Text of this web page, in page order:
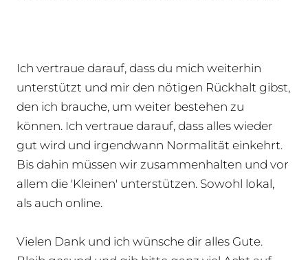
Ich vertraue darauf, dass du mich weiterhin
unterstützt und mir den nötigen Rückhalt gibst,
den ich brauche, um weiter bestehen zu
können. Ich vertraue darauf, dass alles wieder
gut wird und irgendwann Normalität einkehrt.
Bis dahin müssen wir zusammenhalten und vor
allem die 'Kleinen' unterstützen. Sowohl lokal,
als auch online.
Vielen Dank und ich wünsche dir alles Gute.